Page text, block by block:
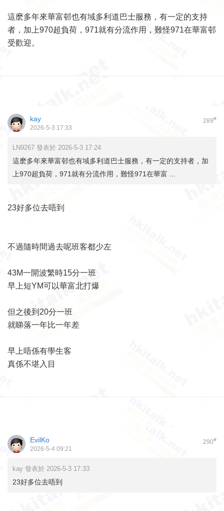
這麽多年來華富邨也有域多利道巴士服務，有一定的支持
者，加上970超負荷，971就有分流作用，難怪971在華富邨
受歡迎。
289#
kay
2026-5-3 17:33
LN9267 發表於 2026-5-3 17:24
這麽多年來華富邨也有域多利道巴士服務，有一定的支持者，加
上970超負荷，971就有分流作用，難怪971在華富 ...
23好多位去唔到
不過隨時間過去呢班客都少左
43M一開波繁時15分一班
早上短YM可以華富北打爆
但之後到20分一班
就睇落一年比一年差
早上唔係有學生客
真係不堪入目
290#
EvilKo
2026-5-4 09:21
kay 發表於 2026-5-3 17:33
23好多位去唔到